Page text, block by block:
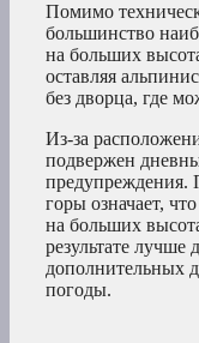
Помимо
большинство
на больших
оставляя
без дворца, где
Из-за
подвержен
предупреждения.
горы означает,
на больших
результате лучше
дополнительных
погоды.